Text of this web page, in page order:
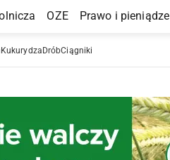
Main Navigation
OZE Prawo i pieniądze
Kukurydza DróbCiągniki